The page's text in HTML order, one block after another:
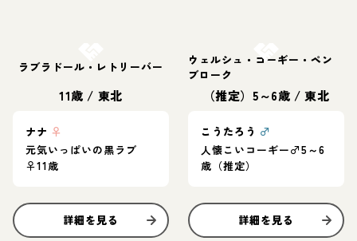
ラブラドール・レトリーバー
11歳 / 東北
ナナ ♀
元気いっぱいの黒ラブ
♀11歳
詳細を見る
ウェルシュ・コーギー・ペン
ブローク
（推定）5～6歳 /東北
こうたろう ♂
人懐こいコーギー♂5～6
歳（推定）
詳細を見る